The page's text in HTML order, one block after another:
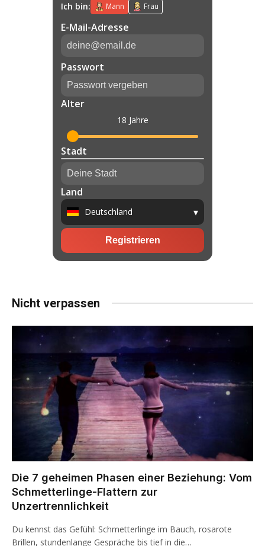
Nicht verpassen
Die 7 geheimen Phasen einer Beziehung: Vom
Schmetterlinge-Flattern zur
Unzertrennlichkeit
Du kennst das Gefühl: Schmetterlinge im Bauch, rosarote
Brillen, stundenlange Gespräche bis tief in die…